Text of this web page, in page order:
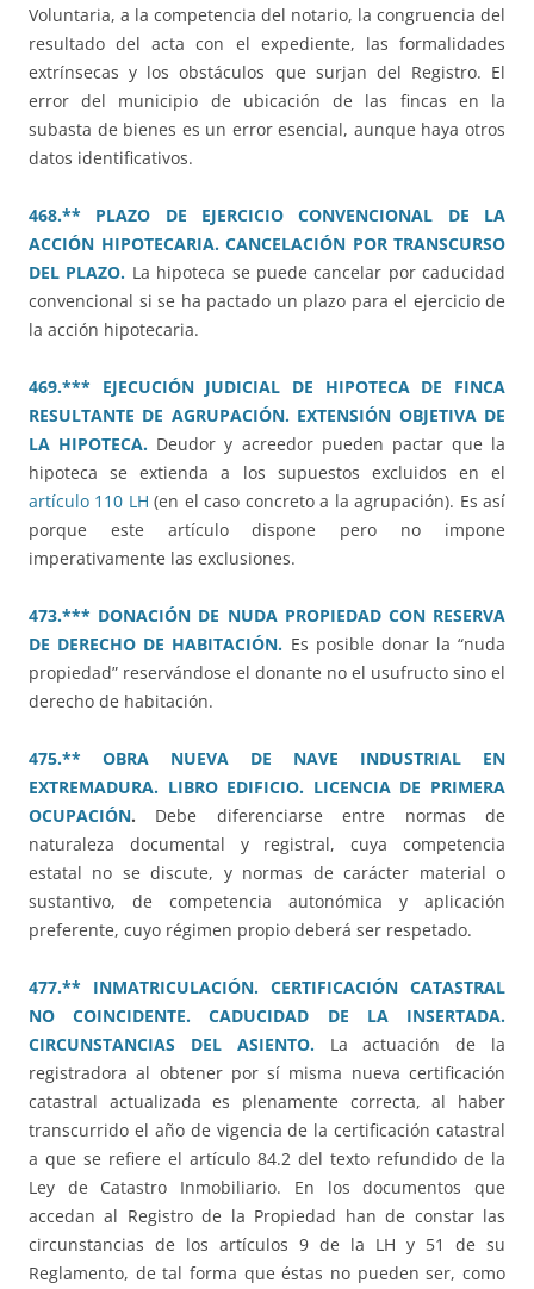
Voluntaria, a la competencia del notario, la congruencia del
resultado del acta con el expediente, las formalidades
extrínsecas y los obstáculos que surjan del Registro. El
error del municipio de ubicación de las fincas en la
subasta de bienes es un error esencial, aunque haya otros
datos identificativos.
468.** PLAZO DE EJERCICIO CONVENCIONAL DE LA
ACCIÓN HIPOTECARIA. CANCELACIÓN POR TRANSCURSO
DEL PLAZO. La hipoteca se puede cancelar por caducidad
convencional si se ha pactado un plazo para el ejercicio de
la acción hipotecaria.
469.*** EJECUCIÓN JUDICIAL DE HIPOTECA DE FINCA
RESULTANTE DE AGRUPACIÓN. EXTENSIÓN OBJETIVA DE
LA HIPOTECA. Deudor y acreedor pueden pactar que la
hipoteca se extienda a los supuestos excluidos en el
artículo 110 LH (en el caso concreto a la agrupación). Es así
porque este artículo dispone pero no impone
imperativamente las exclusiones.
473.*** DONACIÓN DE NUDA PROPIEDAD CON RESERVA
DE DERECHO DE HABITACIÓN. Es posible donar la “nuda
propiedad” reservándose el donante no el usufructo sino el
derecho de habitación.
475.** OBRA NUEVA DE NAVE INDUSTRIAL EN
EXTREMADURA. LIBRO EDIFICIO. LICENCIA DE PRIMERA
OCUPACIÓN. Debe diferenciarse entre normas de
naturaleza documental y registral, cuya competencia
estatal no se discute, y normas de carácter material o
sustantivo, de competencia autonómica y aplicación
preferente, cuyo régimen propio deberá ser respetado.
477.** INMATRICULACIÓN. CERTIFICACIÓN CATASTRAL
NO COINCIDENTE. CADUCIDAD DE LA INSERTADA.
CIRCUNSTANCIAS DEL ASIENTO.La actuación de la
registradora al obtener por sí misma nueva certificación
catastral actualizada es plenamente correcta, al haber
transcurrido el año de vigencia de la certificación catastral
a que se refiere el artículo 84.2 del texto refundido de la
Ley de Catastro Inmobiliario. En los documentos que
accedan al Registro de la Propiedad han de constar las
circunstancias de los artículos 9 de la LH y 51 de su
Reglamento, de tal forma que éstas no pueden ser, como